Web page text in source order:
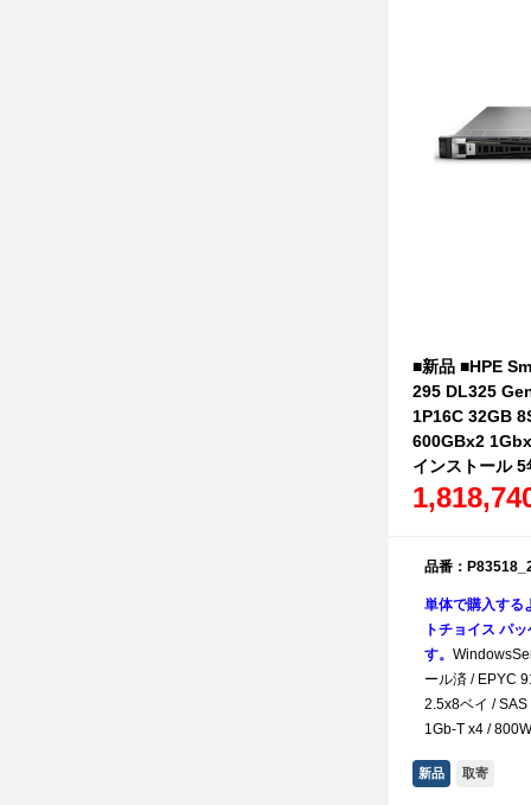
■新品 ■HPE
295 DL325
1P16C 32GB
600GBx2
インストール 5
品番：
単体で購入する
トチョイス パ
す。
ール済 / EPYC
2.5x8ベイ /
1Gb-T x4 /
新品 取寄